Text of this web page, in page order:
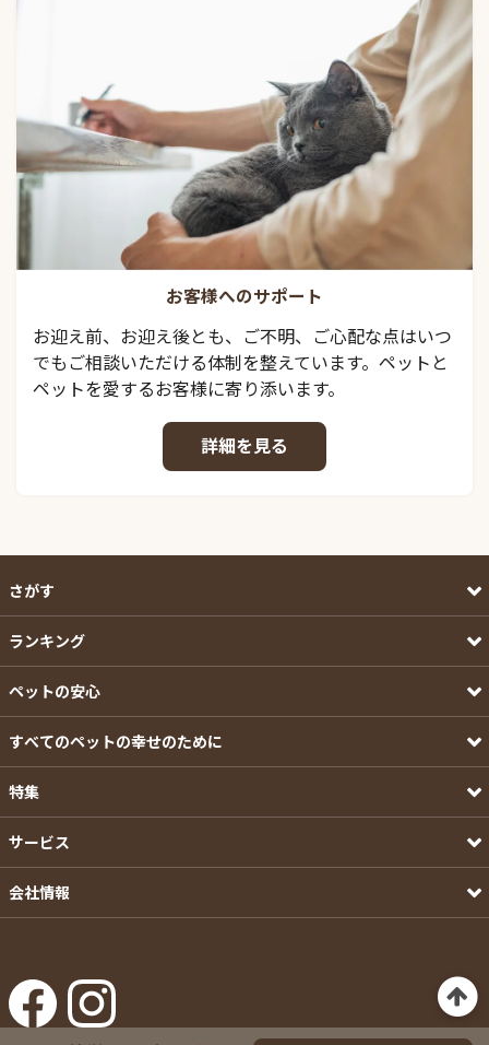
お客様へのサポート
お迎え前、お迎え後とも、ご不明、ご心配な点はいつ
でもご相談いただける体制を整えています。ペットと
ペットを愛するお客様に寄り添います。
詳細を見る
さがす
ランキング
ペットの安心
すべてのペットの幸せのために
特集
サービス
会社情報